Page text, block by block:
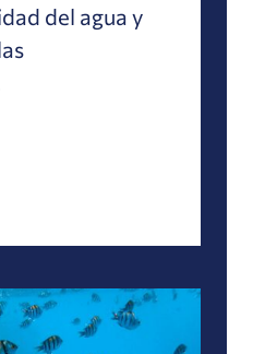
del agua y
de no extracción son